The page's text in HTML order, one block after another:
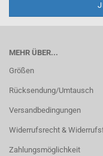
MEHR ÜBER...
Größen
Rücksendung/Umtausch
Versandbedingungen
Widerrufsrecht &
Zahlungsmöglichkeit